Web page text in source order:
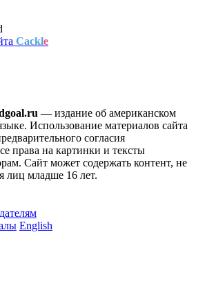
Cackle
— издание об американском
Использование материалов cайта
согласия
права на картинки и тексты
Сайт может содержать контент, не
лиц младше 16 лет.
English